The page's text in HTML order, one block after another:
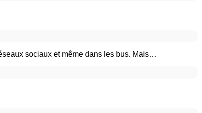
sociaux et même dans les bus. Mais…